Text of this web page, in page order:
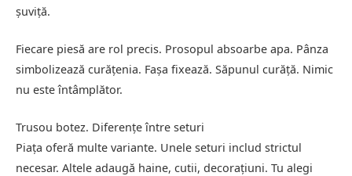
șuviță.
Fiecare piesă are rol precis. Prosopul absoarbe apa. Pânza
simbolizează curățenia. Fașa fixează. Săpunul curăță. Nimic
nu este întâmplător.
Trusou botez. Diferențe între seturi
Piața oferă multe variante. Unele seturi includ strictul
necesar. Altele adaugă haine, cutii, decorațiuni. Tu alegi